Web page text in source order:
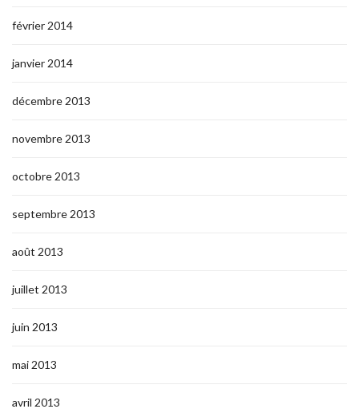
février 2014
janvier 2014
décembre 2013
novembre 2013
octobre 2013
septembre 2013
août 2013
juillet 2013
juin 2013
mai 2013
avril 2013